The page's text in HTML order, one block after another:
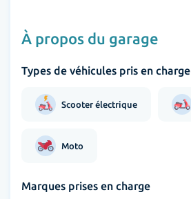
À propos du garage
Types de véhicules pris en charge
Scooter électrique
Moto
Marques prises en charge